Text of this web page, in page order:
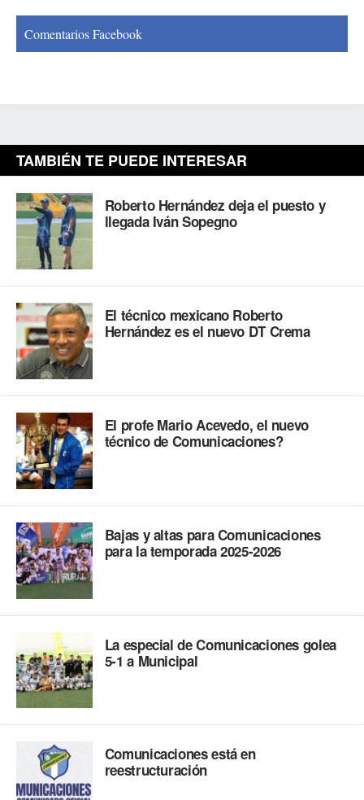
Comentarios Facebook
TAMBIÉN TE PUEDE INTERESAR
Roberto Hernández deja el puesto y
llegada Iván Sopegno
El técnico mexicano Roberto
Hernández es el nuevo DT Crema
El profe Mario Acevedo, el nuevo
técnico de Comunicaciones?
Bajas y altas para Comunicaciones
para la temporada 2025-2026
La especial de Comunicaciones golea
5-1 a Municipal
Comunicaciones está en
reestructuración